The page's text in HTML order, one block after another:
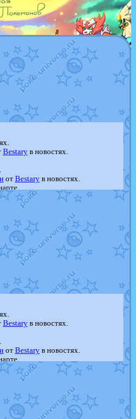
Bestaryв новостях.
от Bestaryв новостях.
в фанарте.
в фанарте.
Bestaryв новостях.
от Bestaryв новостях.
в фанарте.
в фанарте.